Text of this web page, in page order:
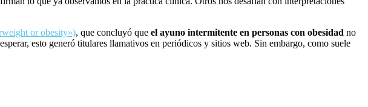
or obesity»), que concluyó que el ayuno intermitente en personas con obesidad no
esto generó titulares llamativos en periódicos y sitios web. Sin embargo, como suele